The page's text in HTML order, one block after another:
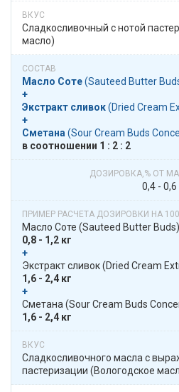
Сладкосливочный с нотой
масло)
Масло Соте (Sauteed Butter
+
Экстракт сливок (Dried Cream
+
Сметана (Sour Cream Buds
в​​ соотношении​​ 1 : 2 : 2
0,4 - 0,6
Масло Соте​​ (Sauteed Butter Buds)
0,8 - 1,2 кг
+
Экстракт сливок​​ (Dried Cream
1,6 - 2,4 кг
+
Сметана​​ (Sour Cream Buds
1,6 - 2,4 кг
Сладкосливочного масла c
пастеризации (Вологодское